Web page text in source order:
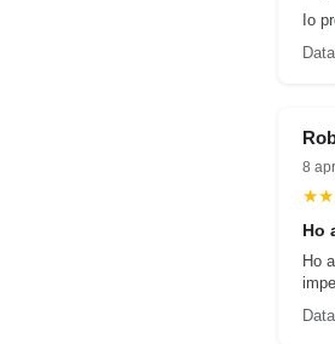
Io
8
Ho
Ho